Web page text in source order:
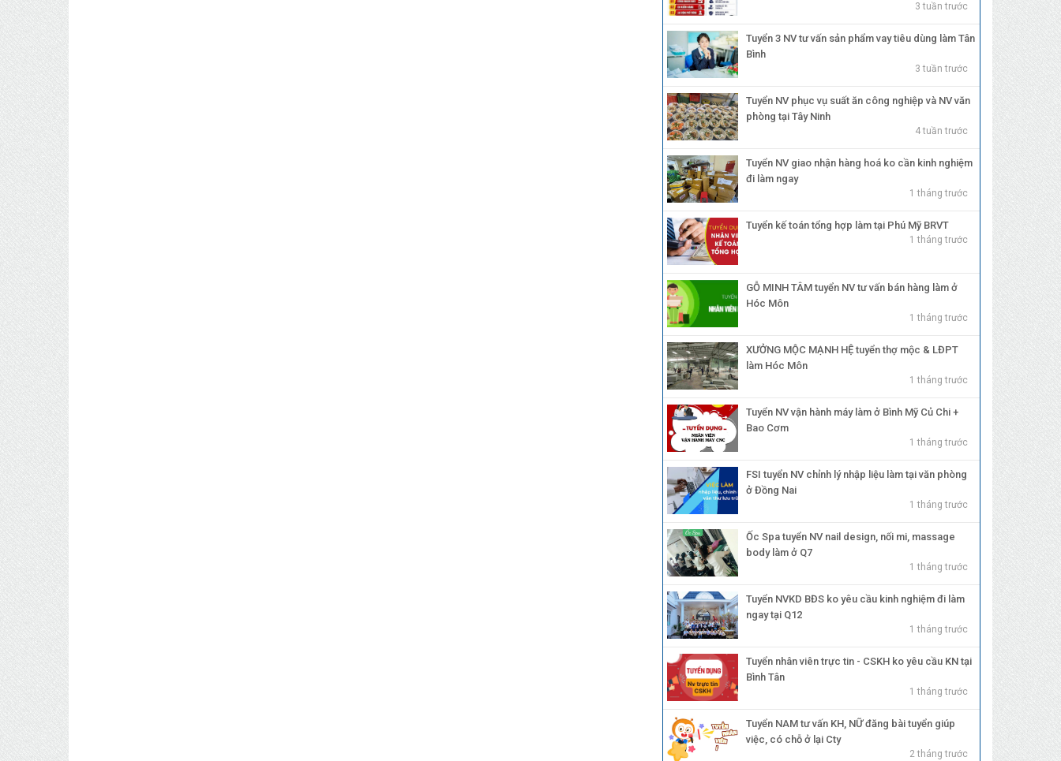
3 tuần trước
Tuyển 3 NV tư vấn sản phẩm vay tiêu dùng làm Tân
Bình
3 tuần trước
Tuyển NV phục vụ suất ăn công nghiệp và NV văn
phòng tại Tây Ninh
4 tuần trước
Tuyển NV giao nhận hàng hoá ko cần kinh nghiệm
đi làm ngay
1 tháng trước
Tuyển kế toán tổng hợp làm tại Phú Mỹ BRVT
1 tháng trước
GỖ MINH TÂM tuyển NV tư vấn bán hàng làm ở
Hóc Môn
1 tháng trước
XƯỞNG MỘC MẠNH HỆ tuyển thợ mộc & LĐPT
làm Hóc Môn
1 tháng trước
Tuyển NV vận hành máy làm ở Bình Mỹ Củ Chi +
Bao Cơm
1 tháng trước
FSI tuyển NV chỉnh lý nhập liệu làm tại văn phòng
ở Đồng Nai
1 tháng trước
Ốc Spa tuyển NV nail design, nối mi, massage
body làm ở Q7
1 tháng trước
Tuyển NVKD BĐS ko yêu cầu kinh nghiệm đi làm
ngay tại Q12
1 tháng trước
Tuyển nhân viên trực tin - CSKH ko yêu cầu KN tại
Bình Tân
1 tháng trước
Tuyển NAM tư vấn KH, NỮ đăng bài tuyển giúp
việc, có chỗ ở lại Cty
2 tháng trước